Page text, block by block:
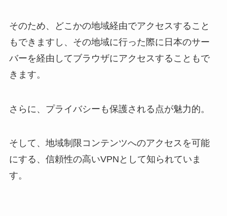
そのため、どこかの地域経由でアクセスすること
もできますし、その地域に行った際に日本のサー
バーを経由してブラウザにアクセスすることもで
きます。
さらに、プライバシーも保護される点が魅力的。
そして、地域制限コンテンツへのアクセスを可能
にする、信頼性の高いVPNとして知られていま
す。